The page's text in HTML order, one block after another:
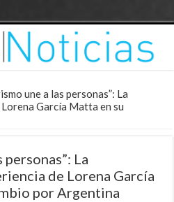
une a las personas”: La
García Matta en su
La
de Lorena García
por Argentina